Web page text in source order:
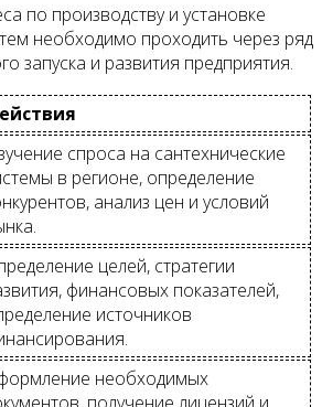
по производству и установке
необходимо проходить через ряд
запуска и развития предприятия.
спроса на сантехнические
в регионе, определение
анализ цен и условий
целей, стратегии
финансовых показателей,
источников
необходимых